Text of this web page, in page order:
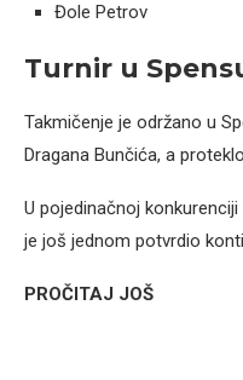
Đole Petrov
Turnir u
Takmičenje je održano u
Dragana Bunčića, a
U pojedinačnoj
je još jednom potvrdio
PROČITAJ JOŠ